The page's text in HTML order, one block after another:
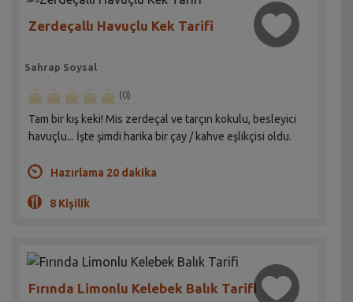
Zerdeçallı Havuçlu Kek Tarifi
Sahrap Soysal
(0)
Tam bir kış keki! Mis zerdeçal ve tarçın kokulu, besleyici
havuçlu... İşte şimdi harika bir çay / kahve eşlikçisi oldu.
Hazırlama 20 dakika
8 Kişilik
Fırında Limonlu Kelebek Balık Tarifi